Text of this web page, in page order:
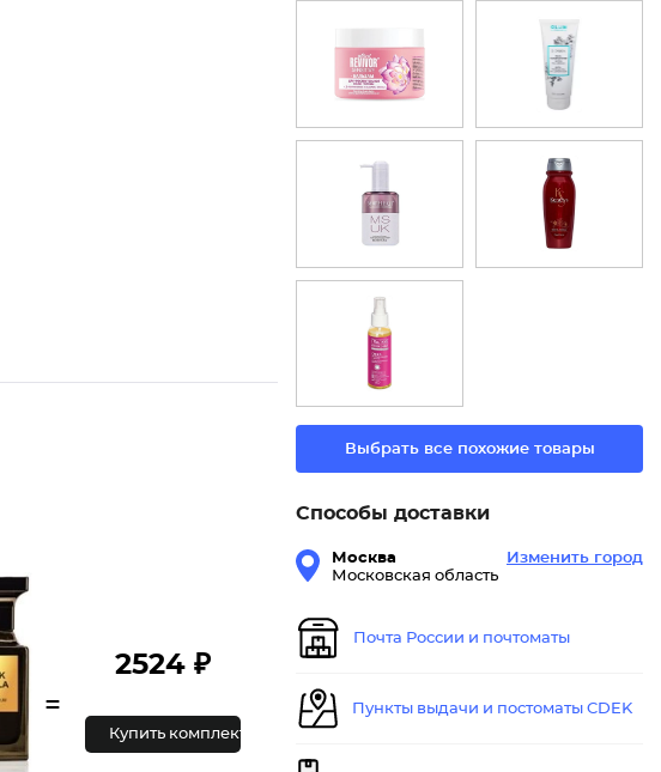
=
2524 ₽
Купить комплект
Выбрать все похожие товары
Способы доставки
Москва
Московская область
Изменить город
Почта России и почтоматы
Пункты выдачи и постоматы CDEK